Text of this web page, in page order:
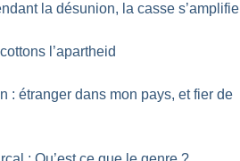
la désunion, la casse s’amplifie
l’apartheid
: étranger dans mon pays, et fier de